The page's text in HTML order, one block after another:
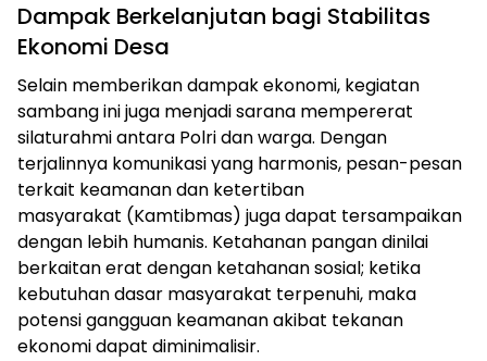
Dampak Berkelanjutan bagi Stabilitas
Ekonomi Desa
Selain memberikan dampak ekonomi, kegiatan
sambang ini juga menjadi sarana mempererat
silaturahmi antara Polri dan warga. Dengan
terjalinnya komunikasi yang harmonis, pesan-pesan
terkait keamanan dan ketertiban
masyarakat (Kamtibmas) juga dapat tersampaikan
dengan lebih humanis. Ketahanan pangan dinilai
berkaitan erat dengan ketahanan sosial; ketika
kebutuhan dasar masyarakat terpenuhi, maka
potensi gangguan keamanan akibat tekanan
ekonomi dapat diminimalisir.